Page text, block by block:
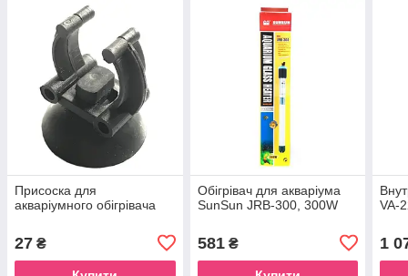
Присоска для
акваріумного обігрівача
27 ₴
Обігрівач для акваріума
SunSun JRB-300, 300W
581₴
VA-
1